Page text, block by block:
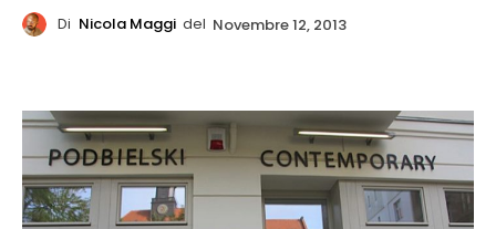
Di Nicola Maggi del Novembre 12, 2013